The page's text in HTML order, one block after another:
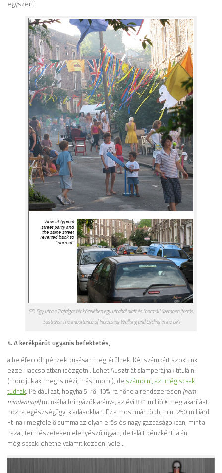
egyszerű.
GB: Egy utca a Trafalgar tér közelében egy utcabál alatt és "normál" üzemben (forrás:
Sustrans: The Importance of Increasing Walking and Cycling in the UK)
4. A kerékpárút ugyanis befektetés,
a beléfeccölt pénzek busásan megtérülnek. Két számpárt szoktunk
ezzel kapcsolatban idézgetni. Lehet Ausztriát slamperájnak titulálni
(mondjuk aki meg is nézi, mást mond), de számolni, azt mégiscsak
tudnak. Például azt, hogyha 5-ről 10%-ra nőne a rendszeresen (nem
mindennap!)munkába bringázók aránya, az évi 831 millió € megtakarítást
hozna egészségügyi kiadásokban. Ez a most már több, mint 250 milliárd
Ft-nak megfelelő summa az olyan erős és nagy gazdaságokban, mint a
hazai, természetesen elenyésző ugyan, de talált pénzként talán
mégiscsak lehetne valamit kezdeni vele…